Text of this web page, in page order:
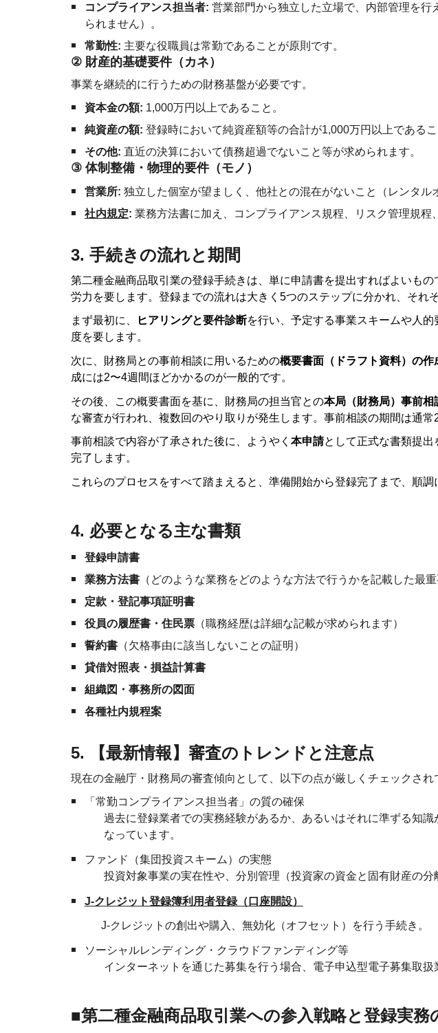
コンプライアンス担当者: 営業部門から独立した立場で、内部管理を
られません）。
常勤性: 主要な役職員は常勤であることが原則です。
②財産的基礎要件（カネ）
事業を継続的に行うための財務基盤が必要です。
資本金の額: 1,000万円以上であること。
純資産の額: 登録時において純資産額等の合計が1,000万円以上であるこ
その他: 直近の決算において債務超過でないこと等が求められます。
③体制整備・物理的要件（モノ）
営業所: 独立した個室が望ましく、他社との混在がないこと（レンタル
社内規定: 業務方法書に加え、コンプライアンス規程、リスク管理規程
3. 手続きの流れと期間
第二種金融商品取引業の登録手続きは、単に申請書を提出すればよいも
労力を要します。登録までの流れは大きく5つのステップに分かれ、それ
まず最初に、 ヒアリングと要件診断を行い、予定する事業スキームや人
度を要します。
次に、財務局との事前相談に用いるための概要書面（ドラフト資料）の作
成には2〜4週間ほどかかるのが一般的です。
その後、この概要書面を基に、財務局の担当官との本局（財務局）事前相
な審査が行われ、複数回のやり取りが発生します。事前相談の期間は通
事前相談で内容が了承された後に、ようやく 本申請として正式な書類提出
完了します。
これらのプロセスをすべて踏まえると、準備開始から登録完了まで、順
4. 必要となる主な書類
登録申請書
業務方法書（どのような業務をどのような方法で行うかを記載した最重
定款・登記事項証明書
役員の履歴書・住民票（職務経歴は詳細な記載が求められます）
誓約書（欠格事由に該当しないことの証明）
貸借対照表・損益計算書
組織図・事務所の図面
各種社内規程案
5. 【最新情報】審査のトレンドと注意点
現在の金融庁・財務局の審査傾向として、以下の点が厳しくチェックされ
「常勤コンプライアンス担当者」の質の確保
過去に登録業者での実務経験があるか、あるいはそれに準ずる知
なっています。
ファンド（集団投資スキーム）の実態
投資対象事業の実在性や、分別管理（投資家の資金と固有財産の分
J-クレジット登録簿利用者登録（口座開設）
J-クレジットの創出や購入、無効化（オフセット）を行う手続き。
ソーシャルレンディング・クラウドファンディング等
インターネットを通じた募集を行う場合、電子申込型電子募集取
■第二種金融商品取引業への参入戦略と登録実務